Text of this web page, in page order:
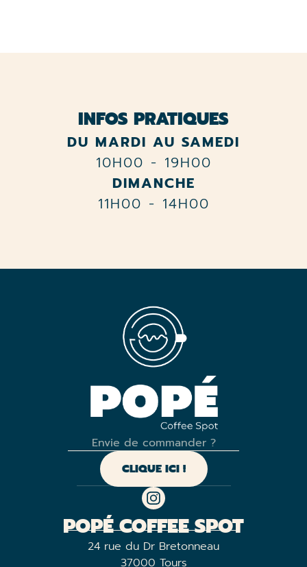
INFOS PRATIQUES
DU MARDI AU SAMEDI
10H00 - 19H00
DIMANCHE
11H00 - 14H00
Envie de commander ?
CLIQUE ICI !
POPÉ COFFEE SPOT
24 rue du Dr Bretonneau
37000 Tours